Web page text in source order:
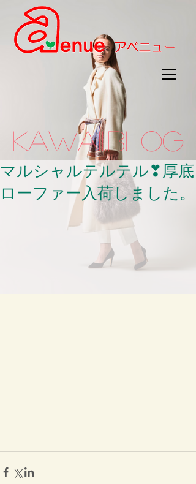
kawaii.BLOG
マルシャルテルテル❣厚底
ローファー入荷しました。